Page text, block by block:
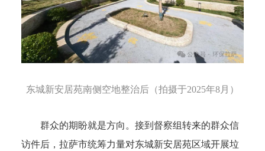
东城新安居苑南侧空地整治后（拍摄于2025年8月）
群众的期盼就是方向。接到督察组转来的群众信
访件后，拉萨市统筹力量对东城新安居苑区域开展垃